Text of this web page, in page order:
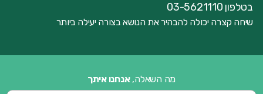
בטלפון 03-5621110
שיחה קצרה יכולה להבהיר את הנושא בצורה יעילה ביותר
מה השאלה,אנחנו איתך